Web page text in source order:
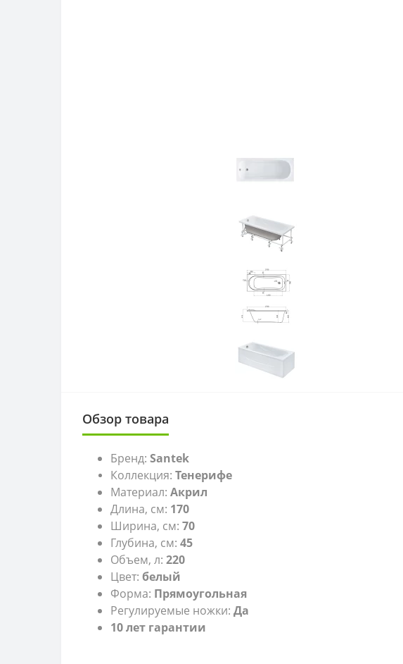
Обзор товара
Бренд: Santek
Коллекция: Тенерифе
Материал: Акрил
Длина, см: 170
Ширина, см: 70
Глубина, см: 45
Объем, л: 220
Цвет: белый
Форма: Прямоугольная
Регулируемые ножки: Да
10 лет гарантии